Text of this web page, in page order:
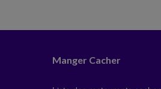
Manger Cacher